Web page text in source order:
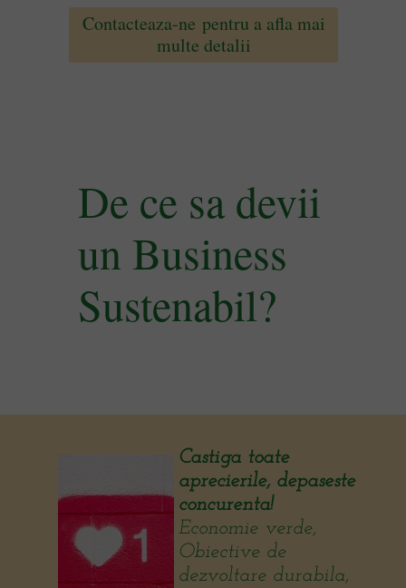
Castiga toate
aprecierile, depaseste
concurenta!
Economie verde,
Obiective de
dezvoltare durabila,
De ce sa devii
un Business
Sustenabil?
Contacteaza-ne pentru a afla mai
multe detalii